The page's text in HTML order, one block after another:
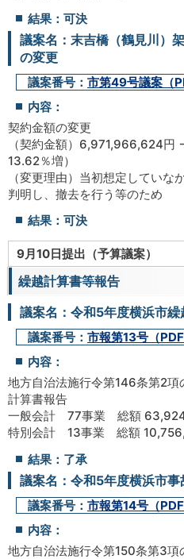
結果：可決
議案名：末吉橋（鶴見川）
の変更
議案番号： 市第49号議案（
内容：
契約金額の変更
（契約金額）6,971,966,624円
13.62％増）
（変更理由）当初想定してい
判明し、撤去を行う等のため
結果：可決
9月10日提出（予算議案）
繰越計算書等報告
議案名：令和5年度横浜市
議案番号： 市報第13号（
内容：
地方自治法施行令第146条第2
計算書報告
一般会計 77事業 総額
特別会計 13事業 総額
結果：了承
議案名：令和5年度横浜市
議案番号： 市報第14号（
内容：
地方自治法施行令第150条第3